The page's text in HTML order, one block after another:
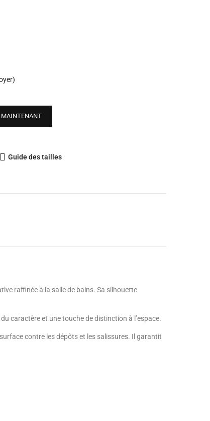
MAINTENANT
Guide des tailles
raffinée à la salle de bains. Sa silhouette
caractère et une touche de distinction à l’espace.
contre les dépôts et les salissures. Il garantit